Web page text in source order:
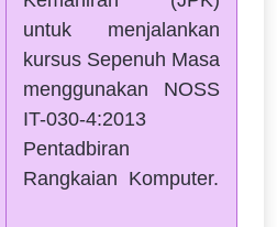
untuk menjalankan
kursus Sepenuh Masa
menggunakan NOSS
IT-030-4:2013
Pentadbiran
Rangkaian Komputer.